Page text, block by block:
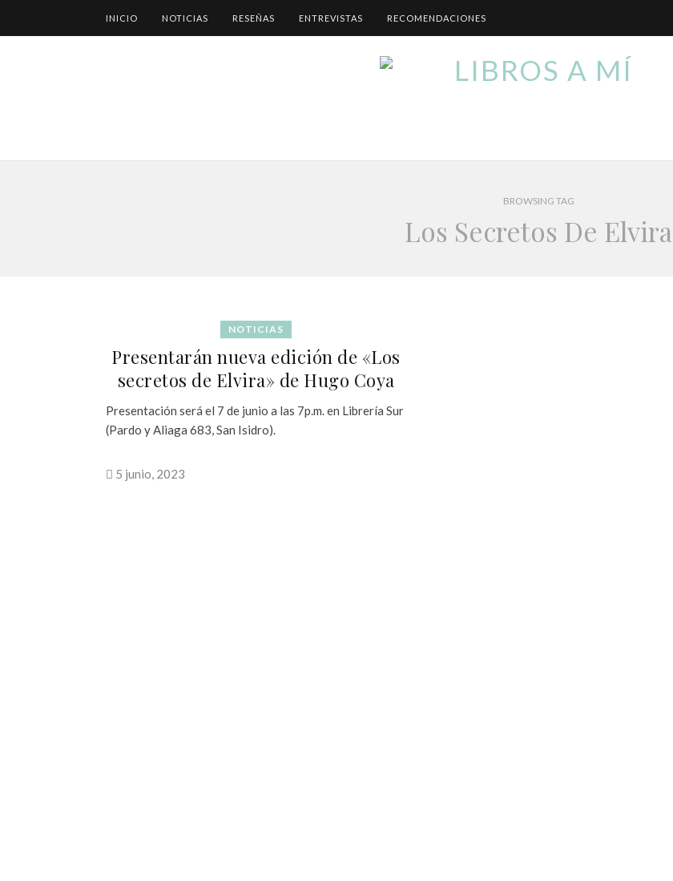
INICIO NOTICIAS RESEÑAS ENTREVISTAS RECOMENDACIONES
BROWSING TAG
Los Secretos De Elvira
NOTICIAS
Presentarán nueva edición de «Los
secretos de Elvira» de Hugo Coya
Presentación será el 7 de junio a las 7p.m. en Librería Sur
(Pardo y Aliaga 683, San Isidro).
5 junio, 2023